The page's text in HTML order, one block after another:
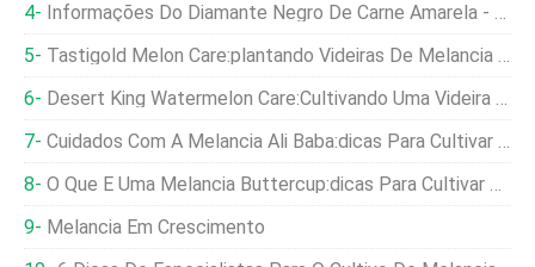
Informações Do Diamante Negro De Carne Amarela - Melancia De Diamante Negro Amarelo Em Crescimento
Tastigold Melon Care:plantando Videiras De Melancia Tastigold
Desert King Watermelon Care:Cultivando Uma Videira De Melancia Tolerante À Seca
Cuidados Com A Melancia Ali Baba:dicas Para Cultivar Melões Ali Baba
O Que É Uma Melancia Buttercup:dicas Para Cultivar Melancias Buttercup
Melancia Em Crescimento